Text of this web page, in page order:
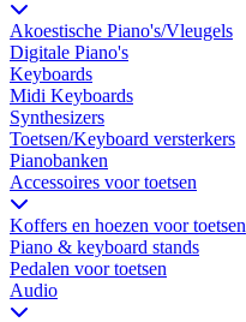
Akoestische Piano's/Vleugels
Digitale Piano's
Keyboards
Midi Keyboards
Synthesizers
Toetsen/Keyboard versterkers
Pianobanken
Accessoires voor toetsen
Koffers en hoezen voor toetsen
Piano & keyboard stands
Pedalen voor toetsen
Audio